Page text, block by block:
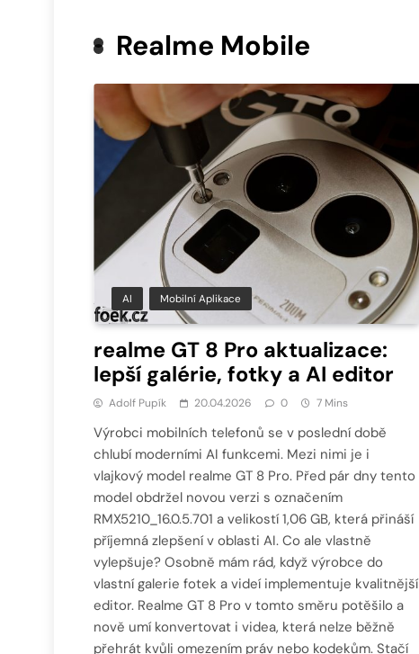
Realme Mobile
AI Mobilní Aplikace
realme GT 8 Pro aktualizace:
lepší galérie, fotky a AI editor
Adolf Pupík 20.04.2026 0 7 Mins
Výrobci mobilních telefonů se v poslední době
chlubí moderními AI funkcemi. Mezi nimi je i
vlajkový model realme GT 8 Pro. Před pár dny tento
model obdržel novou verzi s označením
RMX5210_16.0.5.701 a velikostí 1,06 GB, která přináší
příjemná zlepšení v oblasti AI. Co ale vlastně
vylepšuje? Osobně mám rád, když výrobce do
vlastní galerie fotek a videí implementuje kvalitnější
editor. Realme GT 8 Pro v tomto směru potěšilo a
nově umí konvertovat i videa, která nelze běžně
přehrát kvůli omezením práv nebo kodekům. Stačí